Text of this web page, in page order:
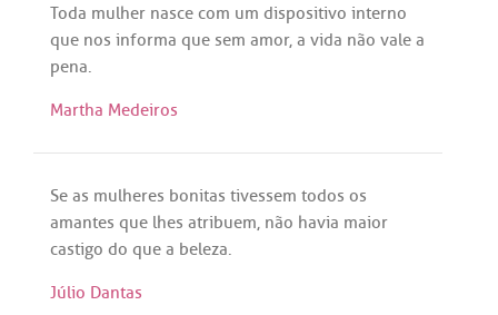
Toda mulher nasce com um dispositivo interno
que nos informa que sem amor, a vida não vale a
pena.
Martha Medeiros
Se as mulheres bonitas tivessem todos os
amantes que lhes atribuem, não havia maior
castigo do que a beleza.
Júlio Dantas